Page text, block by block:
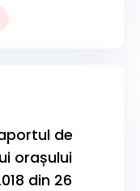
de
orașului
din 26